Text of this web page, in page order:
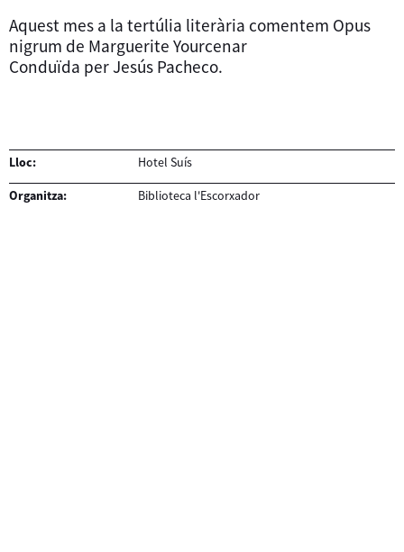
Aquest mes a la tertúlia literària comentem Opus
nigrum de Marguerite Yourcenar
Conduïda per Jesús Pacheco.
Lloc: Hotel Suís
Organitza: Biblioteca l'Escorxador